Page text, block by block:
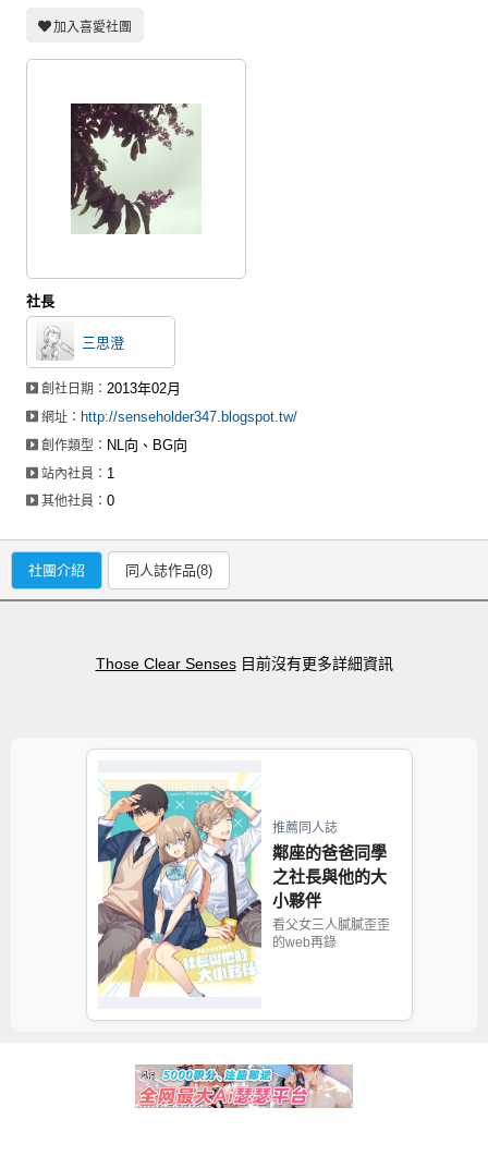
攤位轉讓區
會員中心
註冊會員
加入喜愛社團
社長
三思澄
創社日期：2013年02月
網址： http://senseholder347.blogspot.tw/
創作類型： NL向、BG向
站內社員： 1
其他社員：0
社團介紹 同人誌作品(8)
Those Clear Senses目前沒有更多詳細資訊
推薦同人誌
鄰座的爸爸同學
之社長與他的大
小夥伴
看父女三人膩膩歪歪
的web再錄